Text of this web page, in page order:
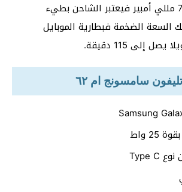
الضخمة 7000 مللي أمبير فيعتبر الشاحن بطيء
السعة الضخمة فبطارية الموبايل
إلى 115 دقيقة.
سامسونج ام ٦٢
واط